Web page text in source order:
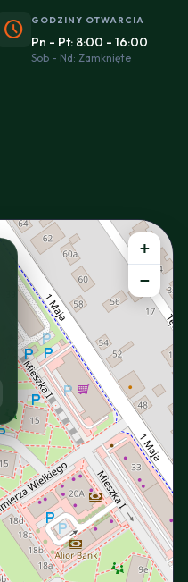
schedule GODZINY OTWARCIA
Pn - Pt: 8:00 - 16:00
Sob - Nd: Zamknięte
+
−